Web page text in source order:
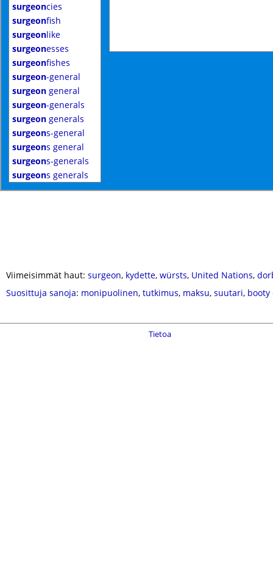
surgeoncies
surgeonfish
surgeonlike
surgeonesses
surgeonfishes
surgeon-general
surgeon general
surgeon-generals
surgeon generals
surgeons-general
surgeons general
surgeons-generals
surgeons generals
Viimeisimmät haut: surgeon, kydette, würsts, United Nations,
Suosittuja sanoja: monipuolinen, tutkimus, maksu, suutari, booty
Tietoa